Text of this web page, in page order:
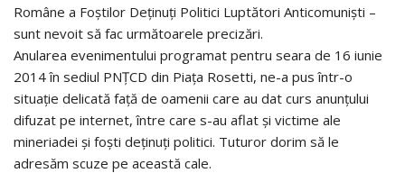
Române a Foştilor Deţinuţi Politici Luptători Anticomunişti –
sunt nevoit să fac următoarele precizări.
Anularea evenimentului programat pentru seara de 16 iunie
2014 în sediul PNŢCD din Piaţa Rosetti, ne-a pus într-o
situaţie delicată faţă de oamenii care au dat curs anunţului
difuzat pe internet, între care s-au aflat şi victime ale
mineriadei şi foşti deţinuţi politici. Tuturor dorim să le
adresăm scuze pe această cale.